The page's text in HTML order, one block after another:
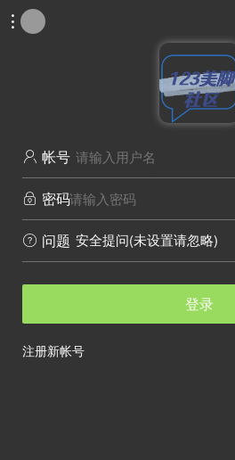

 帐号
 密码
 问题 安全提问(未设置请忽略)
登录
注册新帐号